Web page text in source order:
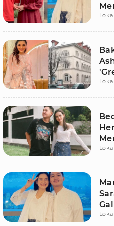
Lokal
di
Lokal
Lokal
Lokal